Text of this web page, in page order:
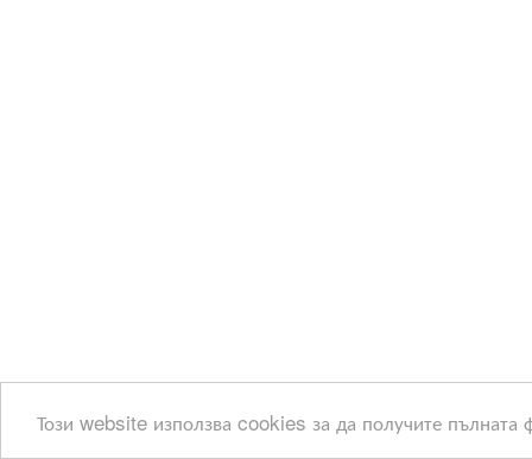
Този website използва cookies за да получите